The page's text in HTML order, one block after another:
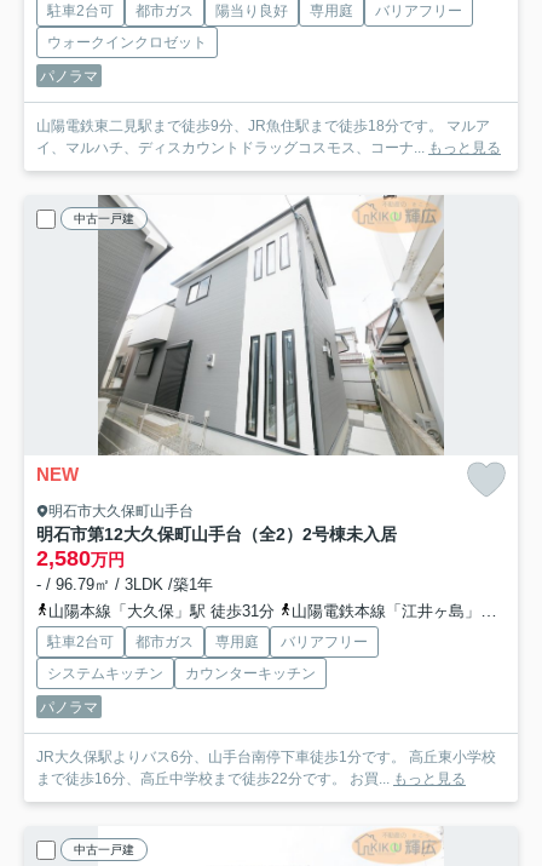
駐車2台可 都市ガス 陽当り良好 専用庭
バリアフリー
ウォークインクロゼット
パノラマ
山陽電鉄東二見駅まで徒歩9分、JR魚住駅まで徒歩18分です。 マルア
イ、マルハチ、ディスカウントドラッグコスモス、コーナ... もっと見る
中古一戸建
NEW
明石市大久保町山手台
明石市第12大久保町山手台（全2）2号棟未入居
2,580万円
- / 96.79㎡ / 3LDK /築1年
山陽本線「大久保」駅 徒歩31分
山陽電鉄本線「江井ヶ島」駅 徒歩49分
駐車2台可 都市ガス 専用庭
バリアフリー
システムキッチン
カウンターキッチン
パノラマ
JR大久保駅よりバス6分、山手台南停下車徒歩1分です。 高丘東小学校
まで徒歩16分、高丘中学校まで徒歩22分です。 お買... もっと見る
中古一戸建